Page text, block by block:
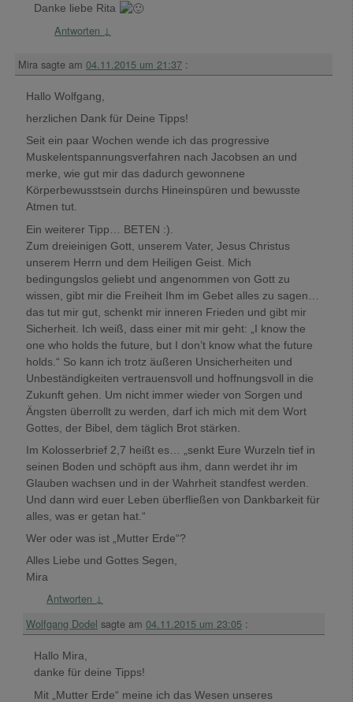
Danke liebe Rita
Antworten ↓
Mira sagte am 04.11.2015 um 21:37 :
Hallo Wolfgang,
herzlichen Dank für Deine Tipps!
Seit ein paar Wochen wende ich das progressive
Muskelentspannungsverfahren nach Jacobsen an und
merke, wie gut mir das dadurch gewonnene
Körperbewusstsein durchs Hineinspüren und bewusste
Atmen tut.
Ein weiterer Tipp… BETEN :).
Zum dreieinigen Gott, unserem Vater, Jesus Christus
unserem Herrn und dem Heiligen Geist. Mich
bedingungslos geliebt und angenommen von Gott zu
wissen, gibt mir die Freiheit Ihm im Gebet alles zu sagen…
das tut mir gut, schenkt mir inneren Frieden und gibt mir
Sicherheit. Ich weiß, dass einer mit mir geht: „I know the
one who holds the future, but I don’t know what the future
holds.“ So kann ich trotz äußeren Unsicherheiten und
Unbeständigkeiten vertrauensvoll und hoffnungsvoll in die
Zukunft gehen. Um nicht immer wieder von Sorgen und
Ängsten überrollt zu werden, darf ich mich mit dem Wort
Gottes, der Bibel, dem täglich Brot stärken.
Im Kolosserbrief 2,7 heißt es… „senkt Eure Wurzeln tief in
seinen Boden und schöpft aus ihm, dann werdet ihr im
Glauben wachsen und in der Wahrheit standfest werden.
Und dann wird euer Leben überfließen von Dankbarkeit für
alles, was er getan hat.“
Wer oder was ist „Mutter Erde“?
Alles Liebe und Gottes Segen,
Mira
Antworten ↓
Wolfgang Dodel sagte am 04.11.2015 um 23:05 :
Hallo Mira,
danke für deine Tipps!
Mit „Mutter Erde“ meine ich das Wesen unseres